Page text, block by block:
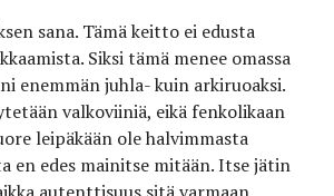
sana. Tämä keitto ei edusta
Siksi tämä menee omassa
enemmän juhla- kuin arkiruoaksi.
valkoviiniä, eikä fenkolikaan
leipäkään ole halvimmasta
en edes mainitse mitään. Itse jätin